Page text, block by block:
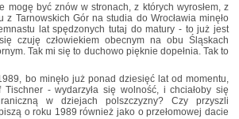
mogę być znów w stronach, z których wyrosłem, z
Tarnowskich Gór na studia do Wrocławia minęło
lat spędzonych tutaj do matury - to już jest
czuję człowiekiem obecnym na obu Śląskach
Tak mi się to duchowo pięknie dopełnia. Tak to
bo minęło już ponad dziesięć lat od momentu,
- wydarzyła się wolność, i chciałoby się
w dziejach polszczyzny? Czy przyszli
o roku 1989 również jako o przełomowej dacie